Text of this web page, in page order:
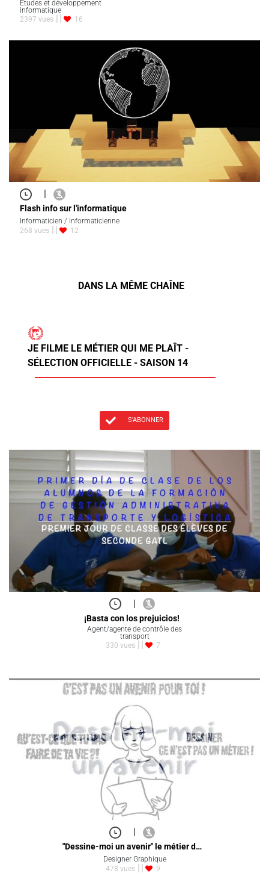
Études et développement
informatique
2397 vues
16
|
Flash info sur l'informatique
Informaticien / Informaticienne
268 vues
12
DANS LA MÊME CHAÎNE
JE FILME LE MÉTIER QUI ME PLAÎT -
SÉLECTION OFFICIELLE - SAISON 14
S'ABONNER
|
¡Basta con los prejuicios!
Agent/agente de contrôle des
transport
330 vues
7
|
"Dessine-moi un avenir" le métier d…
Designer Graphique
478 vues
9